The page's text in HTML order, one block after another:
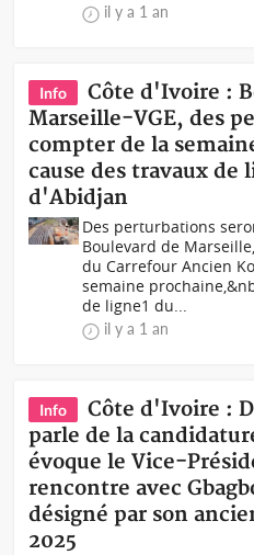
il y a 1 an
Info
Côte d'Ivoire :
Marseille-VGE, des
compter de la
cause des travaux de
d'Abidjan
Des perturbations
Boulevard de
du Carrefour Ancien
semaine
de ligne1 du...
il y a 1 an
Info
Côte d'Ivoire :
parle de la
évoque le Vice-
rencontre avec
désigné par son
2025